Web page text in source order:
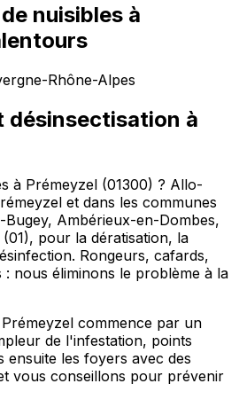
nuisibles à
Rhône-Alpes
désinsectisation à
à Prémeyzel (01300) ? Allo-
et dans les communes
Ambérieux-en-Dombes,
pour la dératisation, la
Rongeurs, cafards,
: nous éliminons le problème à la
commence par un
de l'infestation, points
les foyers avec des
vous conseillons pour prévenir